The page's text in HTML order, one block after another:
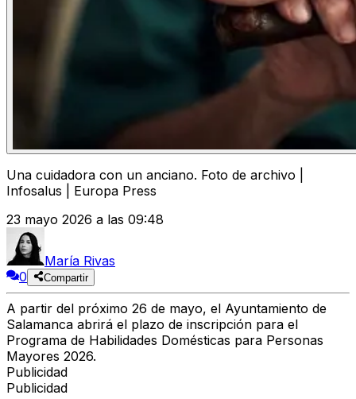
Una cuidadora con un anciano. Foto de archivo |
Infosalus | Europa Press
23 mayo 2026 a las 09:48
María Rivas
0
Compartir
A partir del próximo 26 de mayo, el Ayuntamiento de
Salamanca abrirá el plazo de inscripción para el
Programa de Habilidades Domésticas para Personas
Mayores 2026.
Publicidad
Publicidad